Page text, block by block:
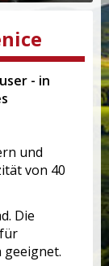
- in
und
von 40
Die